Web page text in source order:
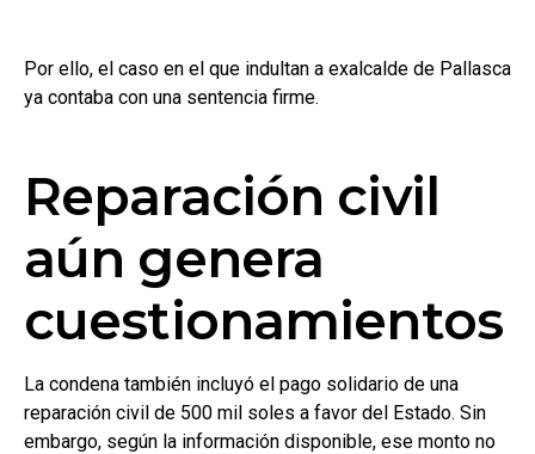
Por ello, el caso en el que indultan a exalcalde de Pallasca
ya contaba con una sentencia firme.
Reparación civil
aún genera
cuestionamientos
La condena también incluyó el pago solidario de una
reparación civil de 500 mil soles a favor del Estado. Sin
embargo, según la información disponible, ese monto no